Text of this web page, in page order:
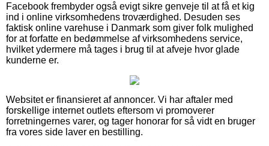
Facebook frembyder også evigt sikre genveje til at få et kig
ind i online virksomhedens troværdighed. Desuden ses
faktisk online varehuse i Danmark som giver folk mulighed
for at forfatte en bedømmelse af virksomhedens service,
hvilket ydermere må tages i brug til at afveje hvor glade
kunderne er.
Websitet er finansieret af annoncer. Vi har aftaler med
forskellige internet outlets eftersom vi promoverer
forretningernes varer, og tager honorar for så vidt en bruger
fra vores side laver en bestilling.